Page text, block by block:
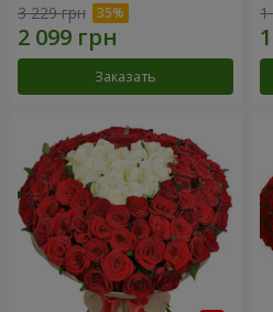
3 229 грн
Заказать
1